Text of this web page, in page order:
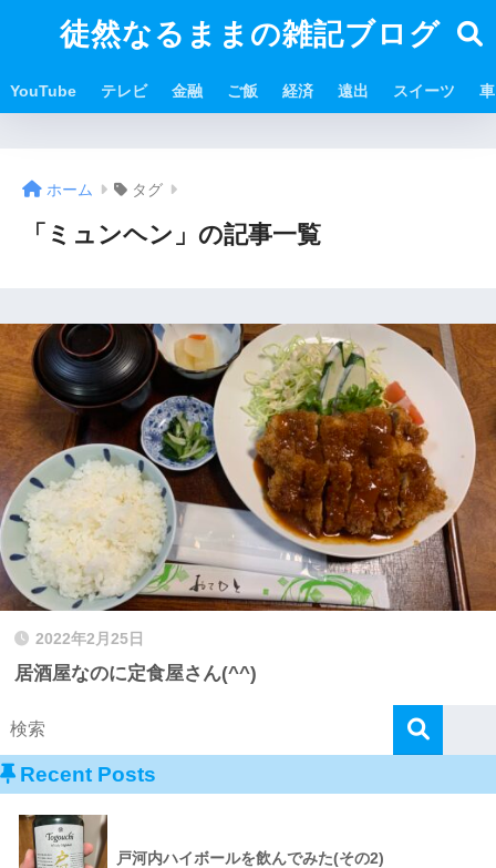
徒然なるままの雑記ブログ
YouTube テレビ 金融 ご飯 経済 遠出 スイーツ 車
ホーム タグ
「ミュンヘン」の記事一覧
2022年2月25日
居酒屋なのに定食屋さん(^^)
Recent Posts
戸河内ハイボールを飲んでみた(その2)